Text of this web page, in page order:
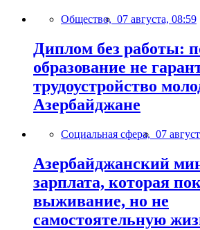
Общество, 07 августа, 08:59
Диплом без работы:
образование не
трудоустройство
Азербайджане
Социальная сфера, 07
Азербайджанский
зарплата, которая
выживание, но не
самостоятельную